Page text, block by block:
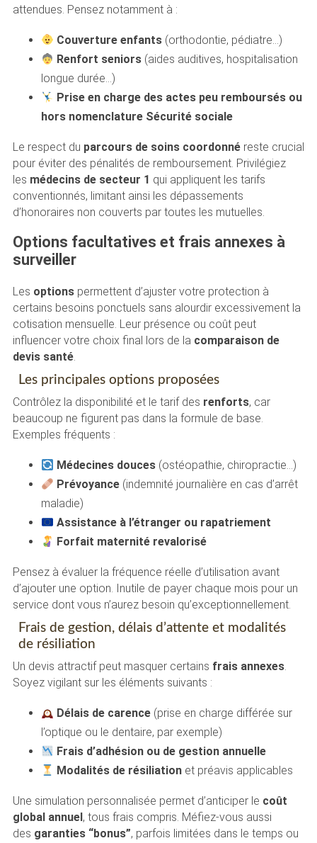
attendues. Pensez notamment à :
Couverture enfants(orthodontie, pédiatre…)
Renfort seniors(aides auditives, hospitalisation
longue durée…)
Prise en charge des actes peu remboursés ou
hors nomenclature Sécurité sociale
Le respect du parcours de soins coordonnéreste crucial
pour éviter des pénalités de remboursement. Privilégiez
les médecins de secteur 1 qui appliquent les tarifs
conventionnés, limitant ainsi les dépassements
d’honoraires non couverts par toutes les mutuelles.
Options facultatives et frais annexes à
surveiller
Les optionspermettent d’ajuster votre protection à
certains besoins ponctuels sans alourdir excessivement la
cotisation mensuelle. Leur présence ou coût peut
influencer votre choix final lors de la comparaison de
devis santé.
Les principales options proposées
Contrôlez la disponibilité et le tarif des renforts, car
beaucoup ne figurent pas dans la formule de base.
Exemples fréquents :
Médecines douces(ostéopathie, chiropractie…)
Prévoyance(indemnité journalière en cas d’arrêt
maladie)
Assistance à l’étranger ou rapatriement
Forfait maternité revalorisé
Pensez à évaluer la fréquence réelle d’utilisation avant
d’ajouter une option. Inutile de payer chaque mois pour un
service dont vous n’aurez besoin qu’exceptionnellement.
Frais de gestion, délais d’attente et modalités
de résiliation
Un devis attractif peut masquer certains frais annexes.
Soyez vigilant sur les éléments suivants :
Délais de carence(prise en charge différée sur
l’optique ou le dentaire, par exemple)
Frais d’adhésion ou de gestion annuelle
Modalités de résiliationet préavis applicables
Une simulation personnalisée permet d’anticiper le coût
global annuel , tous frais compris. Méfiez-vous aussi
des garanties “bonus”, parfois limitées dans le temps ou